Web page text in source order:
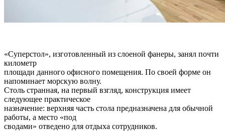
«Суперстол», изготовленный из слоеной фанеры, занял почти
километр
площади данного офисного помещения. По своей форме он
напоминает морскую волну.
Столь странная, на первый взгляд, конструкция имеет
следующее практическое
назначение: верхняя часть стола предназначена для обычной
работы, а место «под
сводами» отведено для отдыха сотрудников.